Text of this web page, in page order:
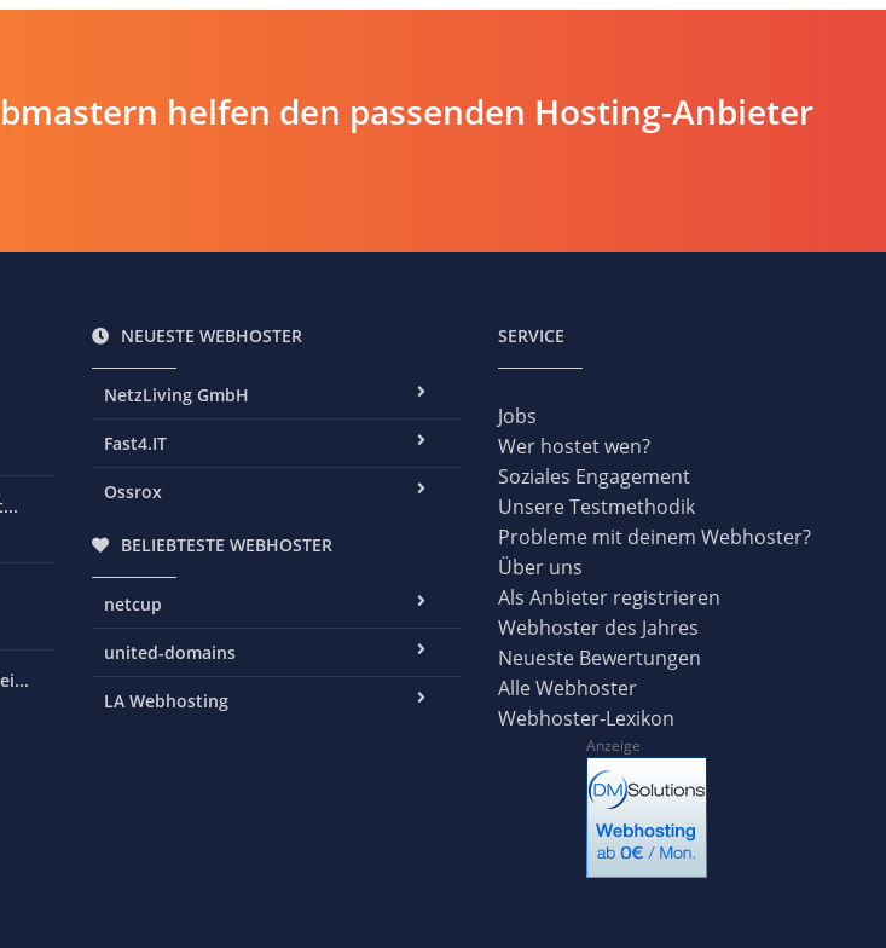
helfen den passenden Hosting-Anbieter
NEUESTE WEBHOSTER
NetzLiving GmbH
Fast4.IT
Ossrox
BELIEBTESTE WEBHOSTER
netcup
united-domains
LA Webhosting
SERVICE
Jobs
Wer hostet wen?
Soziales Engagement
Unsere Testmethodik
Probleme mit deinem Webhoster?
Über uns
Als Anbieter registrieren
Webhoster des Jahres
Neueste Bewertungen
Alle Webhoster
Webhoster-Lexikon
Anzeige